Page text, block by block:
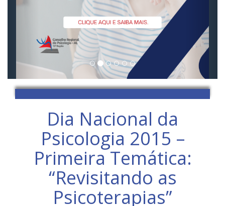
Dia Nacional da
Psicologia 2015 –
Primeira Temática:
“Revisitando as
Psicoterapias”